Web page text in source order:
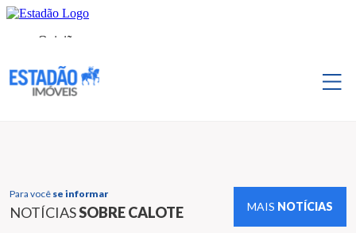
Para você se informar
NOTÍCIASSOBRE CALOTE MAIS NOTÍCIAS